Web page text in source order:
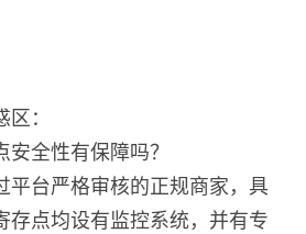
：
全性有保障吗？
平台严格审核的正规商家，具
存点均设有监控系统，并有专